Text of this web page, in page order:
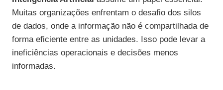
Muitas organizações enfrentam o desafio dos silos
de dados, onde a informação não é compartilhada de
forma eficiente entre as unidades. Isso pode levar a
ineficiências operacionais e decisões menos
informadas.